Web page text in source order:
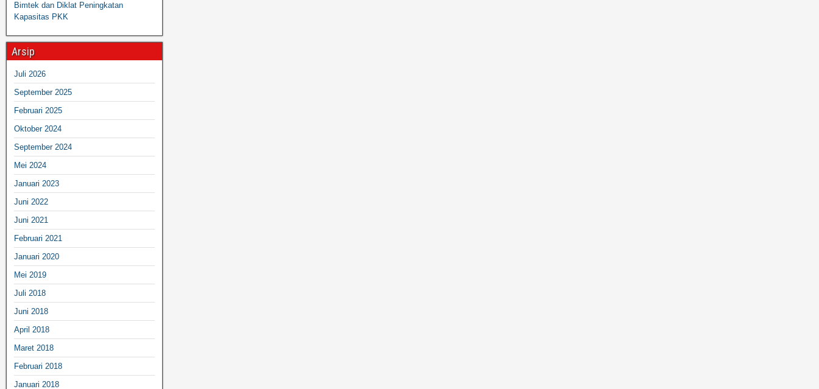
Bimtek dan Diklat Peningkatan
Kapasitas PKK
Arsip
Juli 2026
September 2025
Februari 2025
Oktober 2024
September 2024
Mei 2024
Januari 2023
Juni 2022
Juni 2021
Februari 2021
Januari 2020
Mei 2019
Juli 2018
Juni 2018
April 2018
Maret 2018
Februari 2018
Januari 2018